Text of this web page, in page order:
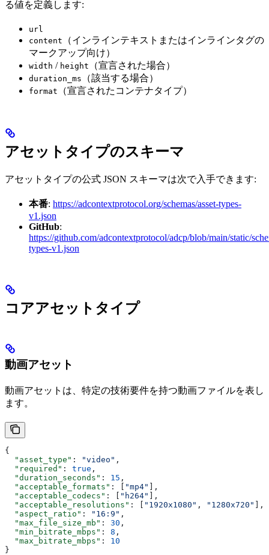
る値を定義します:
url
content
（インラインテキストまたはインラインタグの
マークアップ向け）
width / height （宣言された場合）
duration_ms （該当する場合）
format （宣言されたコンテナタイプ）
アセットタイプのスキーマ
アセットタイプの公式 JSON スキーマは次で入手できます:
本番: https://adcontextprotocol.org/schemas/asset-types-
v1.json
GitHub:
https://github.com/adcontextprotocol/adcp/blob/main/static/
types-v1.json
コアアセットタイプ
動画アセット
動画アセットは、特定の技術要件を持つ動画ファイルを表し
ます。
{
  "asset_type"
: "video" ,
  "required"
: true ,
  "duration_seconds"
: 15 ,
  "acceptable_formats"
: [ "mp4" ],
  "acceptable_codecs"
: [ "h264" ],
  "acceptable_resolutions"
: [ "1920x1080" , "1280x720" ],
  "aspect_ratio"
: "16:9" ,
  "max_file_size_mb"
: 30 ,
  "min_bitrate_mbps"
: 8 ,
  "max_bitrate_mbps"
: 10
}